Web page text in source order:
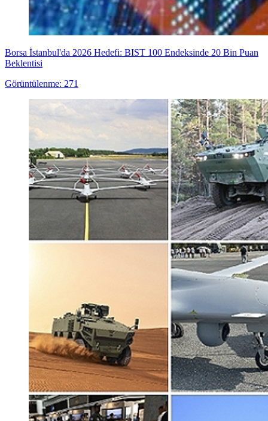
Borsa İstanbul'da 2026 Hedefi: BIST 100 Endeksinde 20 Bin Puan
Beklentisi
Görüntülenme: 271